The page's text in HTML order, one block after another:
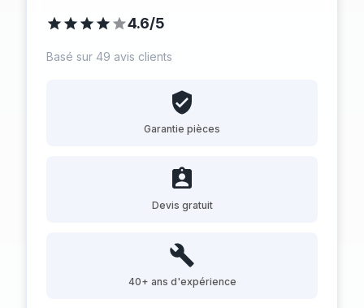
4.6/5
Basé sur 49 avis clients
Garantie pièces
Devis gratuit
40+ ans d'expérience